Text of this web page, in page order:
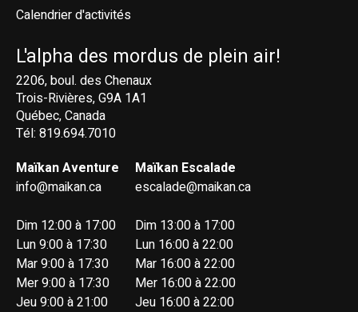
Calendrier d'activités
L'alpha des mordus de plein air!
2206, boul. des Chenaux
Trois-Rivières, G9A 1A1
Québec, Canada
Tél: 819.694.7010
Maïkan Aventure
info@maikan.ca
Dim 12:00 à 17:00
Lun 9:00 à 17:30
Mar 9:00 à 17:30
Mer 9:00 à 17:30
Jeu 9:00 à 21:00
Maïkan Escalade
escalade@maikan.ca
Dim 13:00 à 17:00
Lun 16:00 à 22:00
Mar 16:00 à 22:00
Mer 16:00 à 22:00
Jeu 16:00 à 22:00